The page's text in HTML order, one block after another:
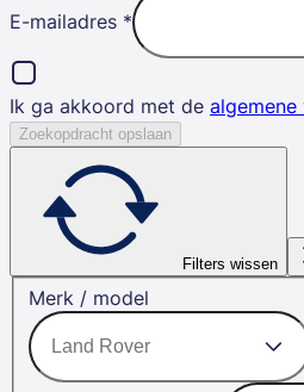
E-mailadres *
Ik ga akkoord met de
Zoekopdracht opslaan
Filters wissen
Merk / model